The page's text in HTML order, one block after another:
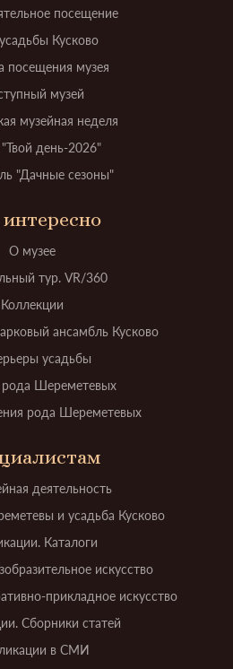
посещение
Кусково
посещения музея
музей
музейная неделя
день-2026"
"Дачные сезоны"
О музее
тур. VR/360
Коллекции
ансамбль Кусково
усадьбы
рода Шереметевых
рода Шереметевых
деятельность
и усадьба Кусково
Каталоги
искусство
прикладное искусство
Сборники статей
в СМИ